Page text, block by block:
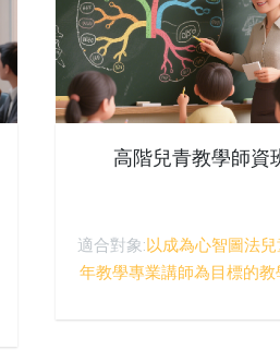
高階兒青教學師資
適合對象:以成為心智圖法
年教學專業講師為目標的教